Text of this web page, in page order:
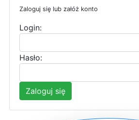
Zaloguj się lub załóż konto
Login:
Hasło:
Zaloguj się